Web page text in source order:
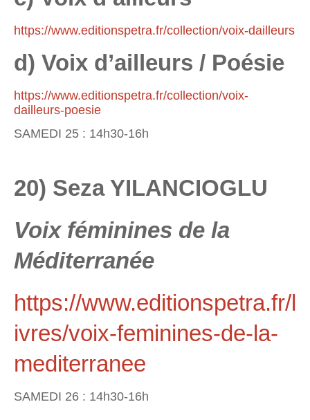
https://www.editionspetra.fr/collection/voix-dailleurs
d) Voix d’ailleurs / Poésie
https://www.editionspetra.fr/collection/voix-
dailleurs-poesie
SAMEDI 25 : 14h30-16h
20) Seza YILANCIOGLU
Voix féminines de la
Méditerranée
https://www.editionspetra.fr/l
ivres/voix-feminines-de-la-
mediterranee
SAMEDI 26 : 14h30-16h